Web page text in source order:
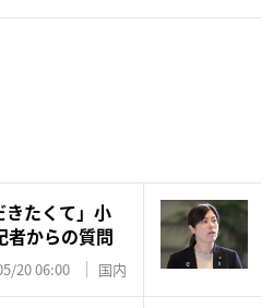
きたくて」小
からの質問
20 06:00 国内